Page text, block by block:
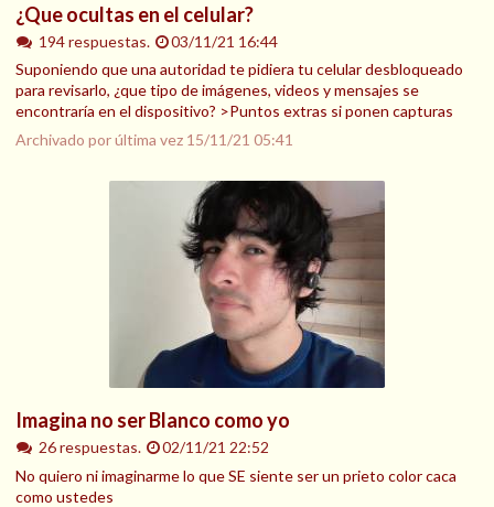
¿Que ocultas en el celular?
194 respuestas.
03/11/21 16:44
Suponiendo que una autoridad te pidiera tu celular desbloqueado
para revisarlo, ¿que tipo de imágenes, videos y mensajes se
encontraría en el dispositivo? >Puntos extras si ponen capturas
Archivado por última vez 15/11/21 05:41
Imagina no ser Blanco como yo
26 respuestas.
02/11/21 22:52
No quiero ni imaginarme lo que SE siente ser un prieto color caca
como ustedes